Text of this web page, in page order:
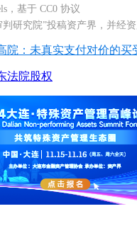
，基于 CC0 协议
判研究院”投稿资产界，并经
院：未真实支付对价的买
法院股权